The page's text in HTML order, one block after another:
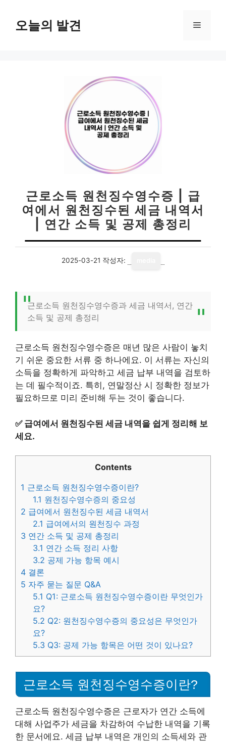
오늘의 발견 메
근로소득 원천징수영수증 | 급
여에서 원천징수된 세금 내역서
| 연간 소득 및 공제 총정리
2025-03-21 작성자:
근로소득 원천징수영수증과 세금 내역서, 연간
소득 및 공제 총정리
근로소득 원천징수영수증은 매년 많은 사람이 놓치
기 쉬운 중요한 서류 중 하나에요. 이 서류는 자신의
소득을 정확하게 파악하고 세금 납부 내역을 검토하
는 데 필수적이죠. 특히, 연말정산 시 정확한 정보가
필요하므로 미리 준비해 두는 것이 좋습니다.
✅ 급여에서 원천징수된 세금 내역을 쉽게 정리해 보
세요.
Contents
1 근로소득 원천징수영수증이란?
1.1 원천징수영수증의 중요성
2 급여에서 원천징수된 세금 내역서
2.1 급여에서의 원천징수 과정
3 연간 소득 및 공제 총정리
3.1 연간 소득 정리 사항
3.2 공제 가능 항목 예시
4 결론
5 자주 묻는 질문 Q&A
5.1 Q1: 근로소득 원천징수영수증이란 무엇인가
요?
5.2 Q2: 원천징수영수증의 중요성은 무엇인가
요?
5.3 Q3: 공제 가능 항목은 어떤 것이 있나요?
근로소득 원천징수영수증이란?
근로소득 원천징수영수증은 근로자가 연간 소득에
대해 사업주가 세금을 차감하여 수납한 내역을 기록
한 문서에요. 세금 납부 내역은 개인의 소득세와 관